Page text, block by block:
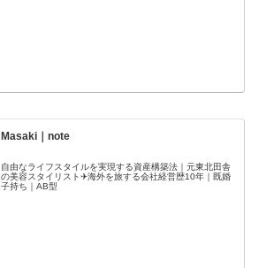
Masaki｜note
自由なライフスタイルを実現する資産構築法｜元東北田舎
の美容スタイリスト✈海外を旅する会社経営歴10年｜既婚
子持ち｜AB型